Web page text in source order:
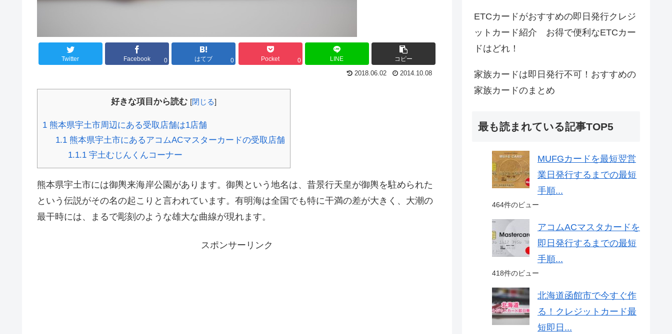
Twitter Facebook 0 はてブ 0 Pocket 0 LINE コピー
2018.06.02 2014.10.08
好きな項目から読む [閉じる]
1 熊本県宇土市周辺にある受取店舗は1店舗
1.1熊本県宇土市にあるアコムACマスターカードの受取店舗
1.1.1 宇土むじんくんコーナー
熊本県宇土市には御輿来海岸公園があります。御輿という地名は、昔景行天皇が御輿を駐められた
という伝説がその名の起こりと言われています。有明海は全国でも特に干満の差が大きく、大潮の
最干時には、まるで彫刻のような雄大な曲線が現れます。
スポンサーリンク
ETCカードがおすすめの即日発行クレジ
ットカード紹介 お得で便利なETCカー
ドはどれ！
家族カードは即日発行不可！おすすめの
家族カードのまとめ
最も読まれている記事TOP5
MUFGカードを最短翌営
業日発行するまでの最短
手順...
464件のビュー
アコムACマスタカードを
即日発行するまでの最短
手順...
418件のビュー
北海道函館市で今すぐ作
る！クレジットカード最
短即日...